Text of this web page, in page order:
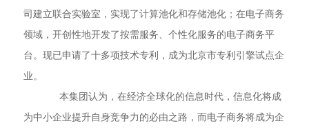
司建立联合实验室，实现了计算池化和存储池化；在电子商务
领域，开创性地开发了按需服务、个性化服务的电子商务平
台。现已申请了十多项技术专利，成为北京市专利引擎试点企
业。
本集团认为，在经济全球化的信息时代，信息化将成
为中小企业提升自身竞争力的必由之路，而电子商务将成为企